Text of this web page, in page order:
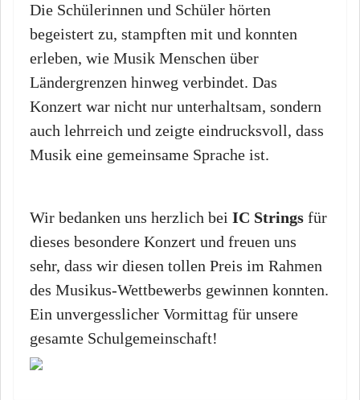
Die Schülerinnen und Schüler hörten
begeistert zu, stampften mit und konnten
erleben, wie Musik Menschen über
Ländergrenzen hinweg verbindet. Das
Konzert war nicht nur unterhaltsam, sondern
auch lehrreich und zeigte eindrucksvoll, dass
Musik eine gemeinsame Sprache ist.
Wir bedanken uns herzlich bei IC Strings für
dieses besondere Konzert und freuen uns
sehr, dass wir diesen tollen Preis im Rahmen
des Musikus-Wettbewerbs gewinnen konnten.
Ein unvergesslicher Vormittag für unsere
gesamte Schulgemeinschaft!